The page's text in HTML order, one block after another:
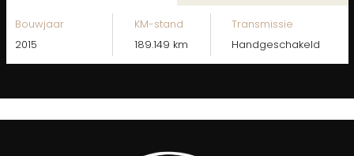
Bouwjaar
2015
KM-stand
189.149 km
Transmissie
Handgeschakeld